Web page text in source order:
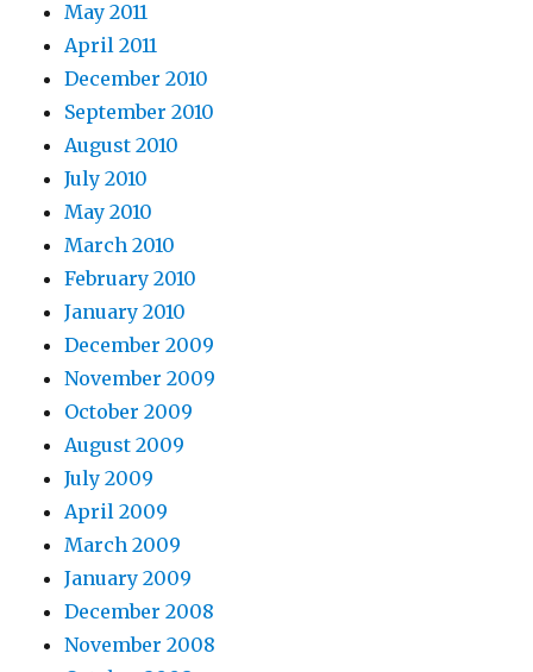
May 2011
April 2011
December 2010
September 2010
August 2010
July 2010
May 2010
March 2010
February 2010
January 2010
December 2009
November 2009
October 2009
August 2009
July 2009
April 2009
March 2009
January 2009
December 2008
November 2008